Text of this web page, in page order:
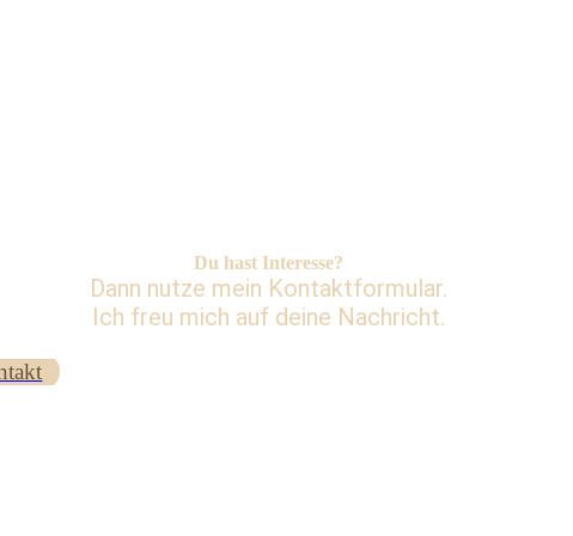
Du hast Interesse?
Dann nutze mein Kontaktformular.
Ich freu mich auf deine Nachricht.